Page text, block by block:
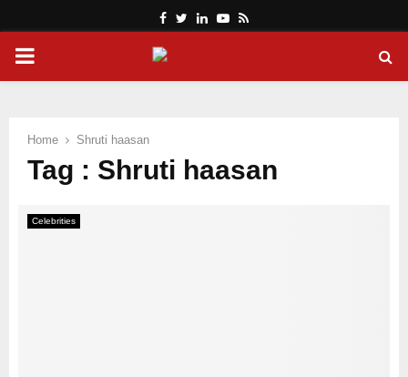
Facebook
Twitter
LinkedinYoutube
Rss
PRIMARY
Home Shruti haasan
Tag : Shruti haasan
Celebrities